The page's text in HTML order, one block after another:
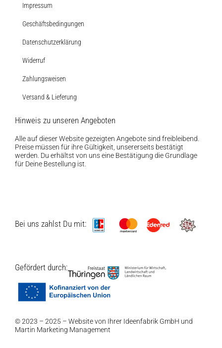
Impressum
Geschäftsbedingungen
Datenschutzerklärung
Widerruf
Zahlungsweisen
Versand & Lieferung
Hinweis zu unseren Angeboten
Alle auf dieser Website gezeigten Angebote sind freibleibend.
Preise müssen für ihre Gültigkeit, unsererseits bestätigt
werden. Du erhältst von uns eine Bestätigung die Grundlage
für Deine Bestellung ist.
Bei uns zahlst Du mit:
Gefördert durch:
© 2023 – 2025 – Website von Ihrer Ideenfabrik GmbH und
Martin Marketing Management